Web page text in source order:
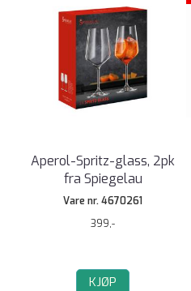
Aperol-Spritz-glass, 2pk
fra Spiegelau
Vare nr. 4670261
399,-
KJØP